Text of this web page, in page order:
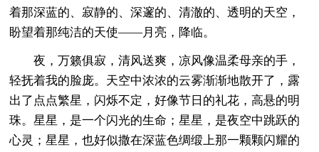
着那深蓝的、寂静的、深邃的、清澈的、透明的天空，
盼望着那纯洁的天使——月亮，降临。
夜，万籁俱寂，清风送爽，凉风像温柔母亲的手，
轻抚着我的脸庞。天空中浓浓的云雾渐渐地散开了，露
出了点点繁星，闪烁不定，好像节日的礼花，高悬的明
珠。星星，是一个闪光的生命；星星，是夜空中跳跃的
心灵；星星，也好似撒在深蓝色绸缎上那一颗颗闪耀的